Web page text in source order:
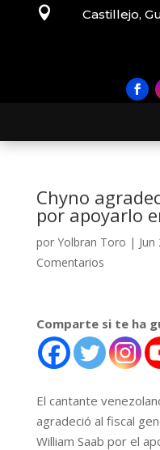

Castillejo,
Chyno
por apoyarlo
por Yolbran Toro |
Comentarios
Comparte si te ha
El cantante
agradeció al fiscal
William Saab por el